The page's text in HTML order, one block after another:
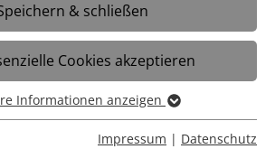
& schließen
Cookies akzeptieren
werden für grundlegende Funktionen
Informationen anzeigen
Impressum | Datenschutz